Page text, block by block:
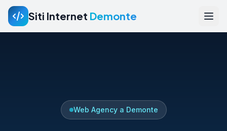
Siti Internet Demonte
Web Agency a Demonte